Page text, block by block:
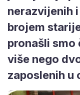
nerazvijenih
brojem
pronašli
više nego
zaposlenih u